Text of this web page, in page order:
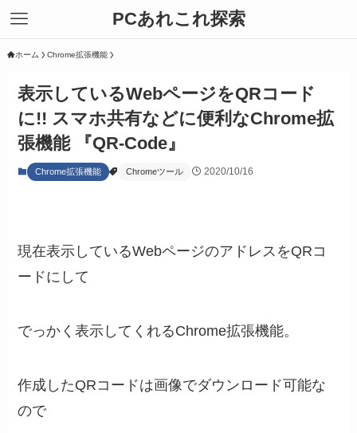
PCあれこれ探索
ホーム Chrome拡張機能
表示しているWebページをQRコード
に!! スマホ共有などに便利なChrome拡
張機能 『QR-Code』
Chrome拡張機能 Chromeツール 2020/10/16
現在表示しているWebページのアドレスをQRコ
ードにして
でっかく表示してくれるChrome拡張機能。
作成したQRコードは画像でダウンロード可能な
ので